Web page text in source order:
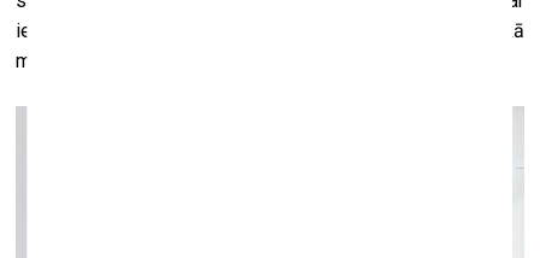
ienākt un kur visu laiku kaut kas notiek. Tajā pašā laikā
muzeji nav tik atvērti – lai tiktu iekšā, ir jāmaksā.